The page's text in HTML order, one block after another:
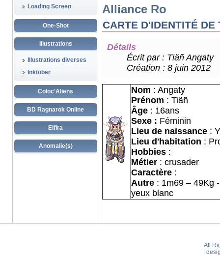
Loading Screen
One-Shot
Illustrations
Illustrations diverses
Inktober
Coloc'Aliens
BD Ragnarok Online
Elfira
Anomalie(s)
Alliance Ro
CARTE D'IDENTITÉ DE
Détails
Écrit par : Tiäñ Angaty
Création : 8 juin 2012
Nom : Angaty
Prénom : Tiäñ
Âge: 16ans
Sexe : Féminin
Lieu de naissance:
Lieu d'habitation :
Hobbies:
Métier: crusader
Caractère:
Autre: 1m69 – 49Kg
yeux blanc
All